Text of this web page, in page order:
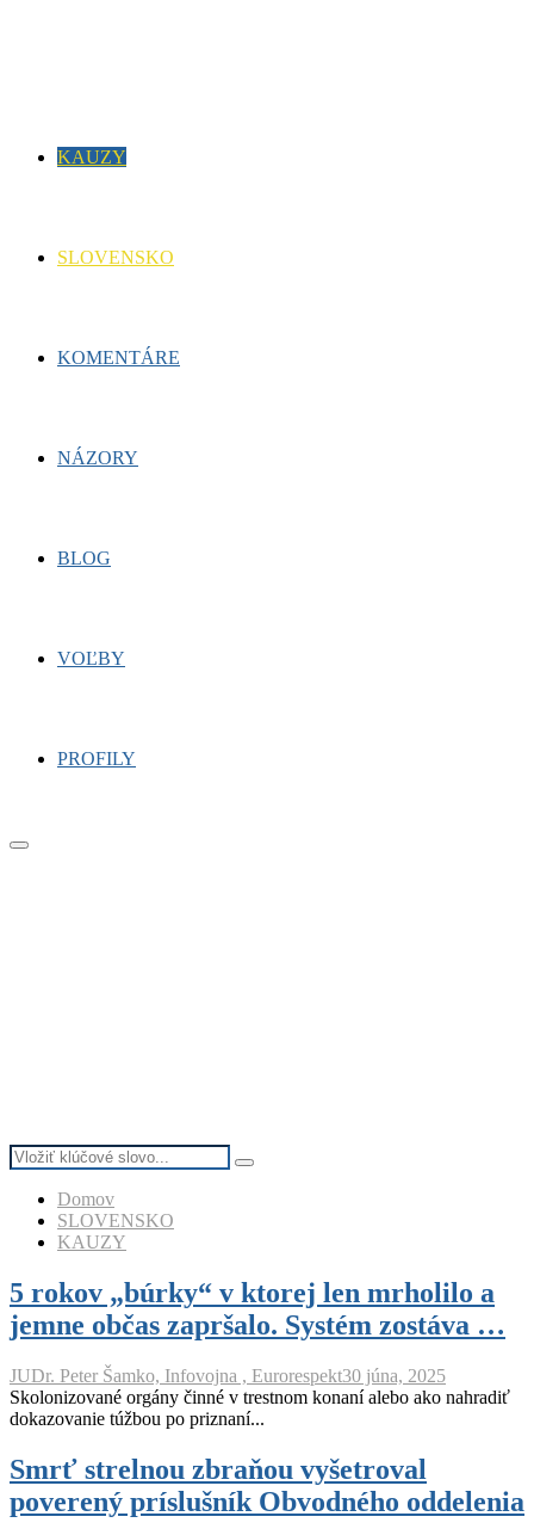
KAUZY
SLOVENSKO
KOMENTÁRE
NÁZORY
BLOG
VOĽBY
PROFILY
Primary
Search
for:
Search
Domov
SLOVENSKO
KAUZY
5 rokov „búrky“ v ktorej len mrholilo a
jemne občas zapršalo. Systém zostáva …
JUDr. Peter Šamko, Infovojna , Eurorespekt30 júna, 2025
Skolonizované orgány činné v trestnom konaní alebo ako nahradiť
dokazovanie túžbou po priznaní...
Smrť strelnou zbraňou vyšetroval
poverený príslušník Obvodného oddelenia